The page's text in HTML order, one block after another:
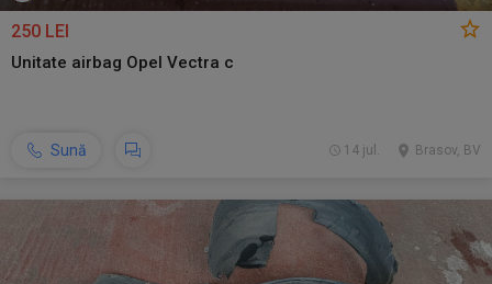
250 LEI
Unitate airbag Opel Vectra c
Sună Brasov, BV
14 jul.